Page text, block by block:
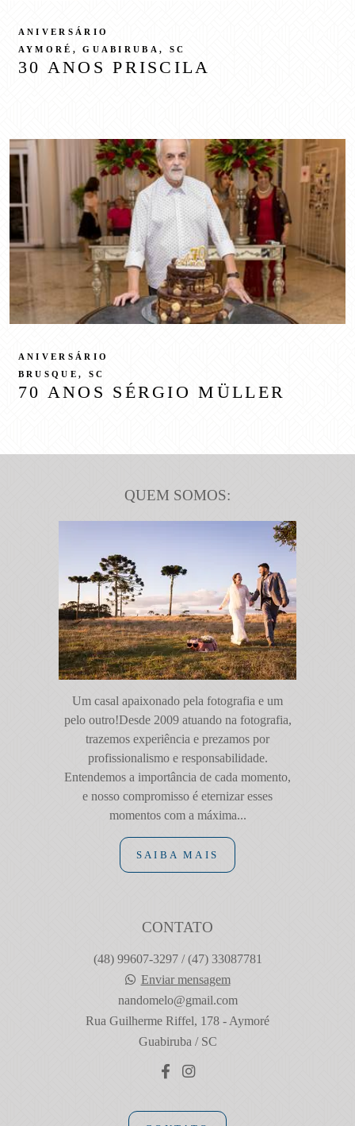
30 ANOS PRISCILA
ANIVERSÁRIO
AYMORÉ, GUABIRUBA, SC
70 ANOS SÉRGIO MÜLLER
ANIVERSÁRIO
BRUSQUE, SC
QUEM SOMOS:
Um casal apaixonado pela fotografia e um
pelo outro!Desde 2009 atuando na fotografia,
trazemos experiência e prezamos por
profissionalismo e responsabilidade.
Entendemos a importância de cada momento,
e nosso compromisso é eternizar esses
momentos com a máxima...
SAIBA MAIS
CONTATO
(48) 99607-3297 / (47) 33087781
Enviar mensagem
nandomelo@gmail.com
Rua Guilherme Riffel, 178 - Aymoré
Guabiruba / SC